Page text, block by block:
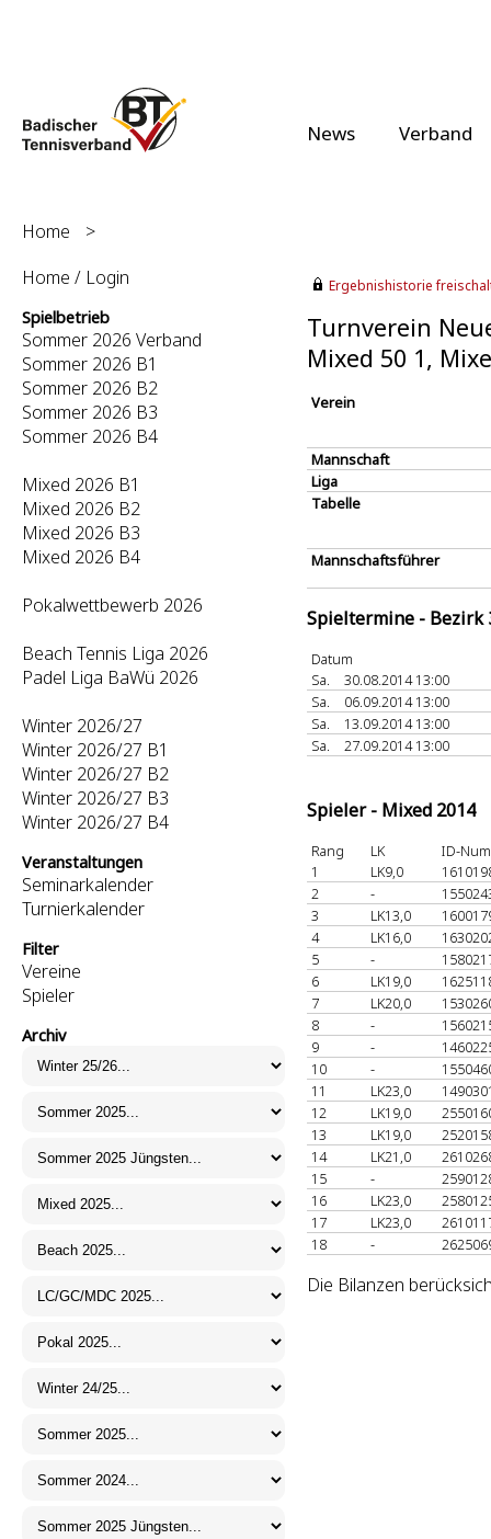
News Verband
Home
>
Home / Login
Spielbetrieb
Sommer 2026 Verband
Sommer 2026 B1
Sommer 2026 B2
Sommer 2026 B3
Sommer 2026 B4
Mixed 2026 B1
Mixed 2026 B2
Mixed 2026 B3
Mixed 2026 B4
Pokalwettbewerb 2026
Beach Tennis Liga 2026
Padel Liga BaWü 2026
Winter 2026/27
Winter 2026/27 B1
Winter 2026/27 B2
Winter 2026/27 B3
Winter 2026/27 B4
Veranstaltungen
Seminarkalender
Turnierkalender
Filter
Vereine
Spieler
Archiv
Ergebnishistorie
Turnverein
Mixed 50 1,
Verein
Mannschaft
Liga
Tabelle
Mannschaftsführer
Spieltermine - Bezirk
Datum
Sa.
30.08.2014 13:00
Sa.
06.09.2014 13:00
Sa.
13.09.2014 13:00
Sa.
27.09.2014 13:00
Spieler - Mixed 2014
Rang LK
ID-
1
LK9,0
2
-
3
LK13,0
4
LK16,0
5
-
6
LK19,0
7
LK20,0
8
-
9
-
10
-
11
LK23,0
12
LK19,0
13
LK19,0
14
LK21,0
15
-
16
LK23,0
17
LK23,0
18
-
Die Bilanzen